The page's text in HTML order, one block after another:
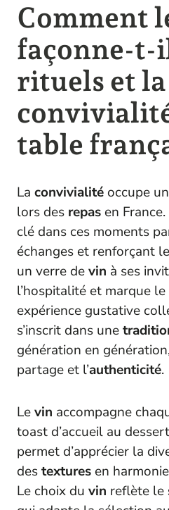
Comment
façonne-t-
rituels et la
table
La convivialité occupe
lors des repas en France.
clé dans ces moments
échanges et renforçant
un verre devin à ses
l’hospitalité et marque le
expérience gustative
s’inscrit dans une
génération en
partage et l’authenticité.
Levin accompagne
toast d’accueil au
permet d’apprécier la
destextures en
Le choix du vin reflète le